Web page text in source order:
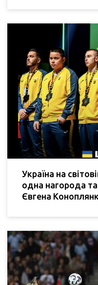
Україна на
одна нагорода
Євгена